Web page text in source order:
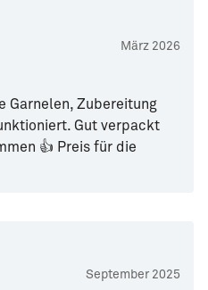
März 2026
Garnelen, Zubereitung
Gut verpackt
👍 Preis für die
September 2025